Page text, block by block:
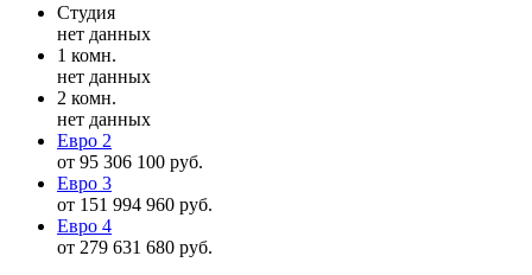
Студия
нет данных
1 комн.
нет данных
2 комн.
нет данных
Евро 2
от 95 306 100 руб.
Евро 3
от 151 994 960 руб.
Евро 4
от 279 631 680 руб.